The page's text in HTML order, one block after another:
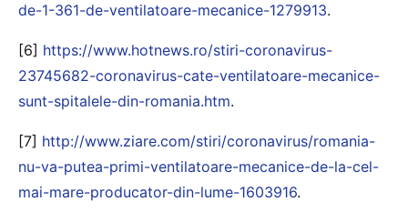
de-1-361-de-ventilatoare-mecanice-1279913.
[6] https://www.hotnews.ro/stiri-coronavirus-
23745682-coronavirus-cate-ventilatoare-mecanice-
sunt-spitalele-din-romania.htm.
[7] http://www.ziare.com/stiri/coronavirus/romania-
nu-va-putea-primi-ventilatoare-mecanice-de-la-cel-
mai-mare-producator-din-lume-1603916.